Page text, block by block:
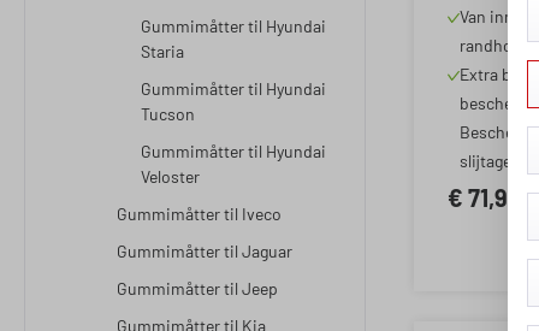
Gummimåtter til Hyundai
Staria
Gummimåtter til Hyundai
Tucson
Gummimåtter til Hyundai
Veloster
Gummimåtter til Iveco
Gummimåtter til Jaguar
Gummimåtter til Jeep
Gummimåtter til Kia
Van
Extra
slijtage
€ 71,95